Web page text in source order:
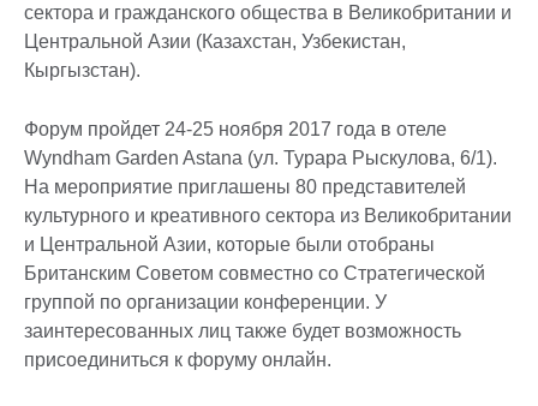
сектора и гражданского общества в Великобритании и
Центральной Азии (Казахстан, Узбекистан,
Кыргызстан).
Форум пройдет 24-25 ноября 2017 года в отеле
Wyndham Garden Astana (ул. Турара Рыскулова, 6/1).
На мероприятие приглашены 80 представителей
культурного и креативного сектора из Великобритании
и Центральной Азии, которые были отобраны
Британским Советом совместно со Стратегической
группой по организации конференции. У
заинтересованных лиц также будет возможность
присоединиться к форуму онлайн.